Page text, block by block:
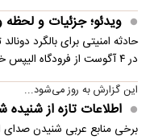
ویدئو؛ جزئیات و لحظه
در ۴ آگوست از فرودگاه الیپس خارج شد، در حالی که…
این گزارش به روز می‌شود...
اطلاعات تازه از
برخی منابع عربی شنیدن صدای